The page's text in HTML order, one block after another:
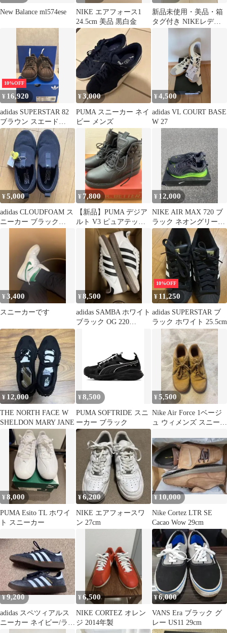
New Balance ml574ese
NIKE エアフォース1
24.5cm 美品 黒白金
新品未使用・美品・箱
タグ付き NIKEレディ
10%OFF
¥ 16,920
adidas SUPERSTAR 82
ブラウン スエード
27cm
¥3,000
PUMA スニーカー ネイ
ビー メンズ
¥4,500
adidas VL COURT BASE
W 27
¥5,000
adidas CLOUDFOAM ス
ニーカー ブラック
¥ 7,800
【新品】PUMA デジア
ルト V3 ピュアテック
ス スニーカー［箱あ
¥ 12,000
NIKE AIR MAX 720 ブ
ラック ネオングリーン
スニーカー
¥3,400
スニーカーです
¥8,500
adidas SAMBA ホワイト
ブラック OG 220
10%OFF
¥ 11,250
adidas SUPERSTAR ブ
ラック ホワイト 25.5cm
¥ 12,000
THE NORTH FACE W
SHELDON MARY JANE
¥8,500
PUMA SOFTRIDE スニ
ーカー ブラック
¥5,500
Nike Air Force 1ベージ
ュ ウィメンズ スニーカ
¥8,000
PUMA Esito TL ホワイ
ト スニーカー
¥6,200
NIKE エアフォースワ
ン 27cm
¥10,000
Nike Cortez LTR SE
Cacao Wow 29cm
¥9,200
adidas スペツィアルス
ニーカー ネイビー/ライ
¥6,500
NIKE CORTEZ オレン
ジ 2014年製
¥6,000
VANS Era ブラック グ
レー US11 29cm